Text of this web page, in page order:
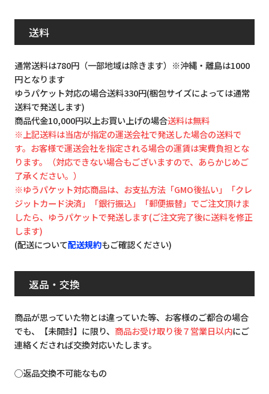
送料
通常送料は780円（一部地域は除きます）※沖縄・離島は1000
円となります
ゆうパケット対応の場合送料330円(梱包サイズによっては通常
送料で発送します)
商品代金10,000円以上お買い上げの場合送料は無料
※上記送料は当店が指定の運送会社で発送した場合の送料で
す。お客様で運送会社を指定される場合の運賃は実費負担とな
ります。（対応できない場合もございますので、あらかじめご
了承ください。）
※ゆうパケット対応商品は、お支払方法「GMO後払い」「クレ
ジットカード決済」「銀行振込」「郵便振替」でご注文頂けま
したら、ゆうパケットで発送します(ご注文完了後に送料を修正
します)
(配送について配送規約もご確認ください)
返品・交換
商品が思っていた物とは違っていた等、お客様のご都合の場合
でも、【未開封】に限り、 商品お受け取り後７営業日以内にご
連絡くだされば交換対応いたします。
◯返品交換不可能なもの